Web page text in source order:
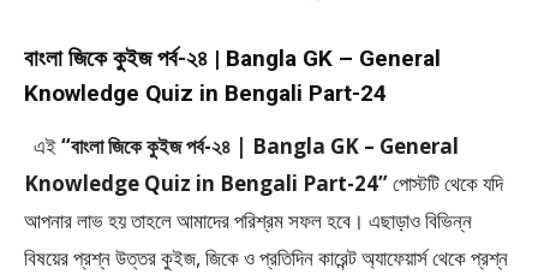
বাংলা জিকে কুইজ পর্ব-২৪ | Bangla GK – General
Knowledge Quiz in Bengali Part-24
এই“বাংলা জিকে কুইজ পর্ব-২৪ | Bangla GK – General
Knowledge Quiz in Bengali Part-24”পোস্টটি থেকে যদি
আপনার লাভ হয় তাহলে আমাদের পরিশ্রম সফল হবে। এছাড়াও বিভিন্ন
বিষয়ের প্রশ্ন উত্তর কুইজ, জিকে ও প্রতিদিন কারেন্ট অ্যাফেয়ার্স থেকে প্রশ্ন